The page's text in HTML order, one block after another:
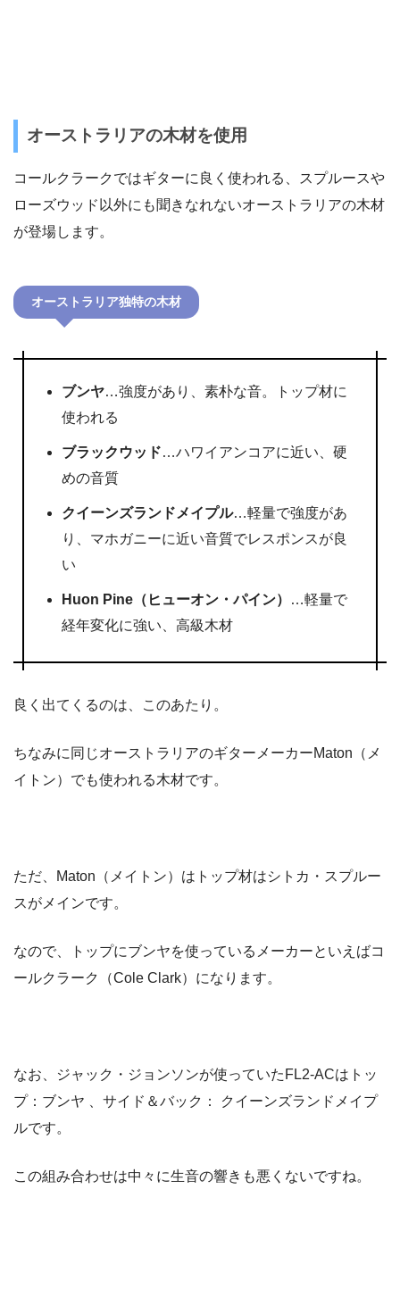
オーストラリアの木材を使用
コールクラークではギターに良く使われる、スプルースや
ローズウッド以外にも聞きなれないオーストラリアの木材
が登場します。
オーストラリア独特の木材
ブンヤ…強度があり、素朴な音。トップ材に
使われる
ブラックウッド…ハワイアンコアに近い、硬
めの音質
クイーンズランドメイプル…軽量で強度があ
り、マホガニーに近い音質でレスポンスが良
い
Huon Pine（ヒューオン・パイン） …軽量で
経年変化に強い、高級木材
良く出てくるのは、このあたり。
ちなみに同じオーストラリアのギターメーカーMaton（メ
イトン）でも使われる木材です。
ただ、Maton（メイトン）はトップ材はシトカ・スプルー
スがメインです。
なので、トップにブンヤを使っているメーカーといえばコ
ールクラーク（Cole Clark）になります。
なお、ジャック・ジョンソンが使っていたFL2-ACはトッ
プ：ブンヤ 、サイド＆バック： クイーンズランドメイプ
ルです。
この組み合わせは中々に生音の響きも悪くないですね。